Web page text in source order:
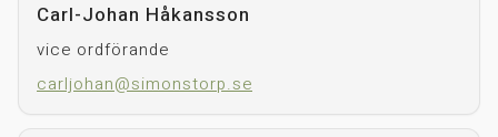
Carl-Johan Håkansson
vice ordförande
carljohan@simonstorp.se